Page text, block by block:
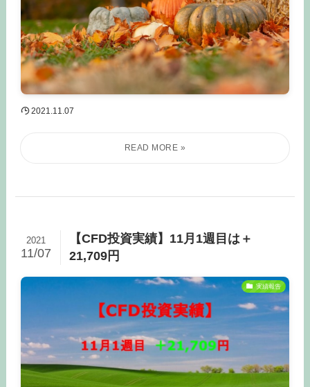
2021.11.07
【CFD投資実績】11月1週目は＋
21,709円
2021
11/07
実績報告